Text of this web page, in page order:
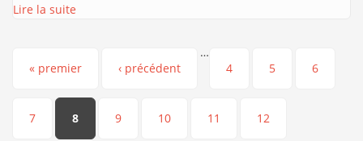
Lire la suite
Pages
« premier ‹ précédent
…
4
5 6
7 8 9 10 11 12